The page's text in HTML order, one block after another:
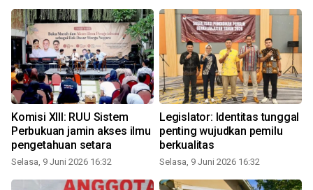
Komisi XIII: RUU Sistem
Perbukuan jamin akses ilmu
pengetahuan setara
Selasa, 9 Juni 2026 16:32
Legislator: Identitas tunggal
penting wujudkan pemilu
berkualitas
Selasa, 9 Juni 2026 16:32